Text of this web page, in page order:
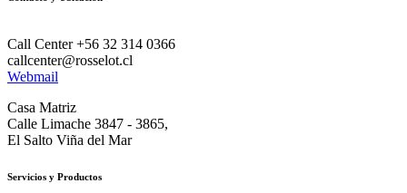
Call Center +56 32 314 0366
callcenter@rosselot.cl
Webmail
Casa Matriz
Calle Limache 3847 - 3865,
El Salto Viña del Mar
Servicios y Productos